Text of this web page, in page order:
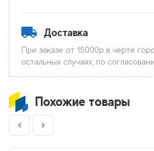
Доставка
При заказе от 15000р в черте
остальных случаях, по
Похожие товары